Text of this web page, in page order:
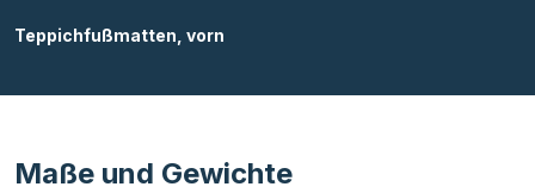
Teppichfußmatten, vorn
Maße und Gewichte